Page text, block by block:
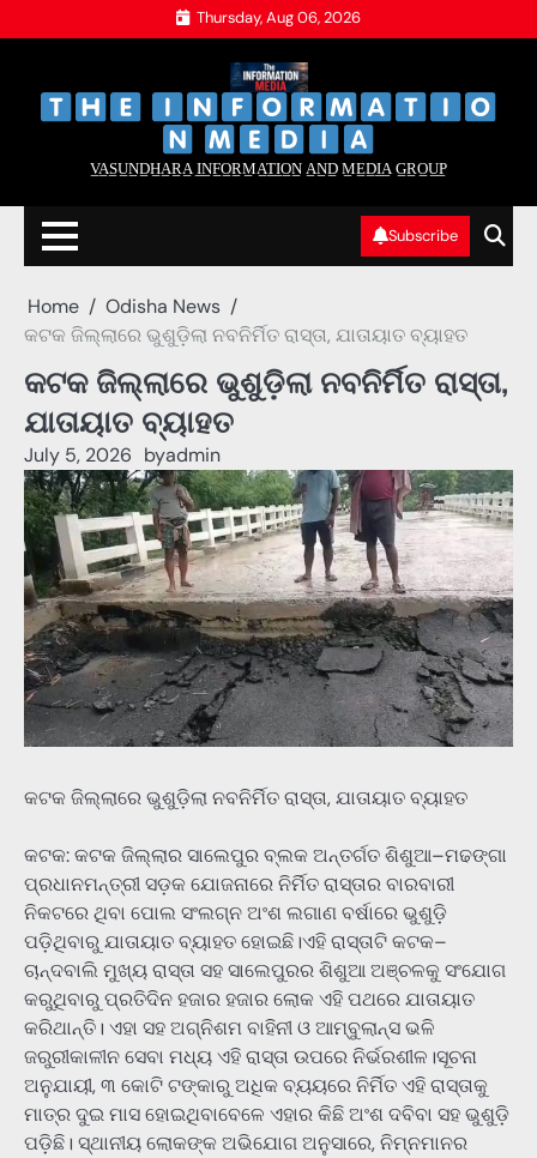
to
Thursday, Aug 06, 2026
V̲A̲S̲U̲N̲D̲H̲A̲R̲A̲ I̲N̲F̲O̲R̲M̲A̲T̲I̲O̲N̲ A̲N̲D̲ M̲E̲D̲I̲A̲ G̲R̲O̲U̲P̲
Subscribe
Home
Odisha News
କଟକ ଜିଲ୍ଲାରେ ଭୁଶୁଡ଼ିଲା ନବନିର୍ମିତ ରାସ୍ତା, ଯାତାୟାତ ବ୍ୟାହତ
କଟକ ଜିଲ୍ଲାରେ ଭୁଶୁଡ଼ିଲା ନବନିର୍ମିତ ରାସ୍ତା,
ଯାତାୟାତ ବ୍ୟାହତ
July 5, 2026 byadmin
କଟକ ଜିଲ୍ଲାରେ ଭୁଶୁଡ଼ିଲା ନବନିର୍ମିତ ରାସ୍ତା, ଯାତାୟାତ ବ୍ୟାହତ
କଟକ: କଟକ ଜିଲ୍ଲାର ସାଲେପୁର ବ୍ଲକ ଅନ୍ତର୍ଗତ ଶିଶୁଆ–ମଢଙ୍ଗା
ପ୍ରଧାନମନ୍ତ୍ରୀ ସଡ଼କ ଯୋଜନାରେ ନିର୍ମିତ ରାସ୍ତାର ବାରବାରୀ
ନିକଟରେ ଥିବା ପୋଲ ସଂଲଗ୍ନ ଅଂଶ ଲଗାଣ ବର୍ଷାରେ ଭୁଶୁଡ଼ି
ପଡ଼ିଥିବାରୁ ଯାତାୟାତ ବ୍ୟାହତ ହୋଇଛି।ଏହି ରାସ୍ତାଟି କଟକ–
ଚାନ୍ଦବାଲି ମୁଖ୍ୟ ରାସ୍ତା ସହ ସାଲେପୁରର ଶିଶୁଆ ଅଞ୍ଚଳକୁ ସଂଯୋଗ
କରୁଥିବାରୁ ପ୍ରତିଦିନ ହଜାର ହଜାର ଲୋକ ଏହି ପଥରେ ଯାତାୟାତ
କରିଥାନ୍ତି। ଏହା ସହ ଅଗ୍ନିଶମ ବାହିନୀ ଓ ଆମ୍ବୁଲାନ୍ସ ଭଳି
ଜରୁରୀକାଳୀନ ସେବା ମଧ୍ୟ ଏହି ରାସ୍ତା ଉପରେ ନିର୍ଭରଶୀଳ।ସୂଚନା
ଅନୁଯାୟୀ, ୩ କୋଟି ଟଙ୍କାରୁ ଅଧିକ ବ୍ୟୟରେ ନିର୍ମିତ ଏହି ରାସ୍ତାକୁ
ମାତ୍ର ଦୁଇ ମାସ ହୋଇଥିବାବେଳେ ଏହାର କିଛି ଅଂଶ ଦବିବା ସହ ଭୁଶୁଡ଼ି
ପଡ଼ିଛି। ସ୍ଥାନୀୟ ଲୋକଙ୍କ ଅଭିଯୋଗ ଅନୁସାରେ, ନିମ୍ନମାନର